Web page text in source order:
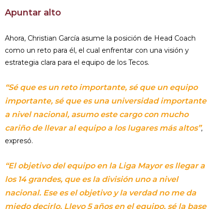
Apuntar alto
Ahora, Christian García asume la posición de Head Coach
como un reto para él, el cual enfrentar con una visión y
estrategia clara para el equipo de los Tecos.
“Sé que es un reto importante, sé que un equipo
importante, sé que es una universidad importante
a nivel nacional, asumo este cargo con mucho
cariño de llevar al equipo a los lugares más altos”,
expresó.
“El objetivo del equipo en la Liga Mayor es llegar a
los 14 grandes, que es la división uno a nivel
nacional. Ese es el objetivo y la verdad no me da
miedo decirlo. Llevo 5 años en el equipo, sé la base